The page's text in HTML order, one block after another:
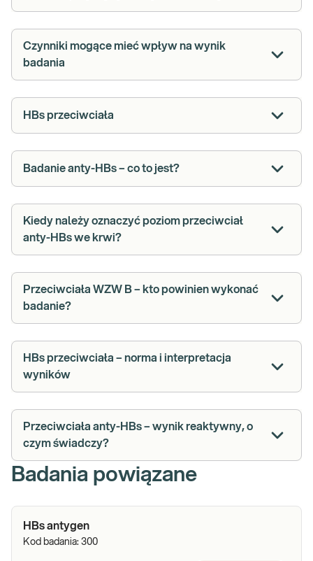
Czynniki mogące mieć wpływ na wynik
badania
HBs przeciwciała
Badanie anty-HBs – co to jest?
Kiedy należy oznaczyć poziom przeciwciał
anty-HBs we krwi?
Przeciwciała WZW B – kto powinien wykonać
badanie?
HBs przeciwciała – norma i interpretacja
wyników
Przeciwciała anty-HBs – wynik reaktywny, o
czym świadczy?
Badania powiązane
HBs antygen
Kod badania: 300